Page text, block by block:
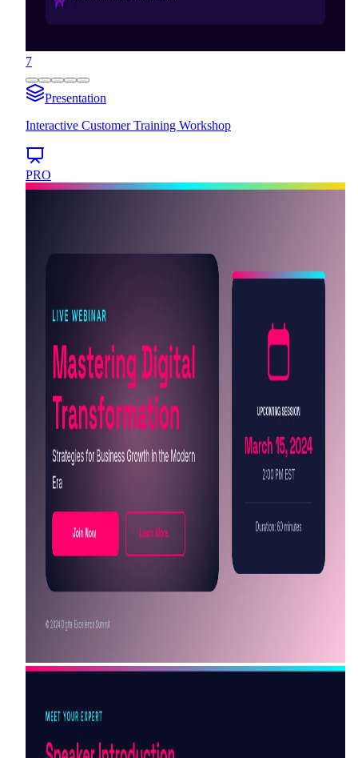
7
Presentation
Interactive Customer Training Workshop
PRO